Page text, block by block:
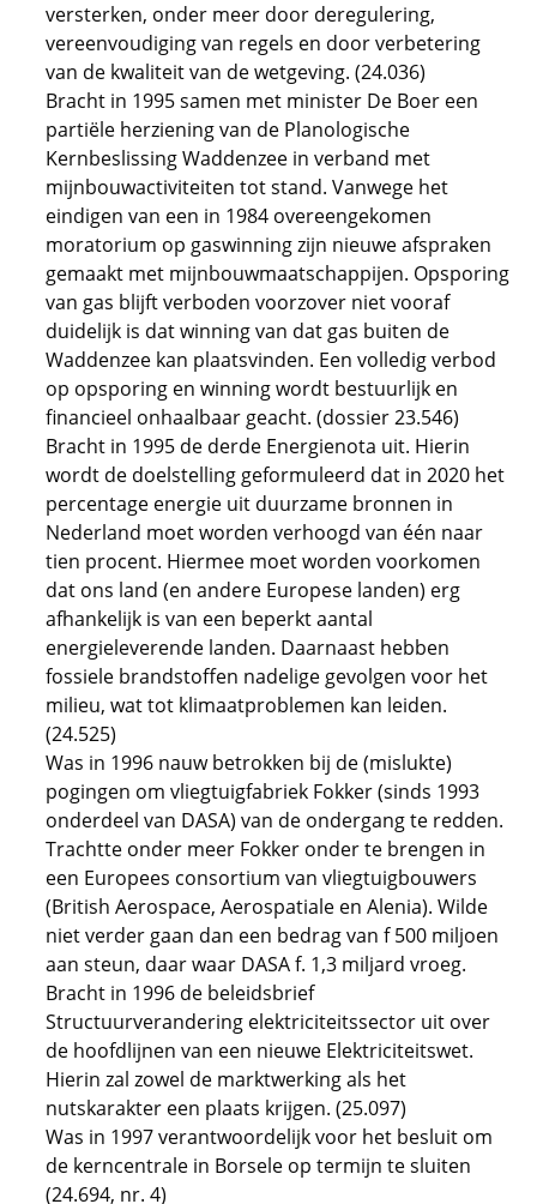
versterken, onder meer door deregulering,
vereenvoudiging van regels en door verbetering
van de kwaliteit van de wetgeving. (24.036)
Bracht in 1995 samen met minister De Boer een
partiële herziening van de Planologische
Kernbeslissing Waddenzee in verband met
mijnbouwactiviteiten tot stand. Vanwege het
eindigen van een in 1984 overeengekomen
moratorium op gaswinning zijn nieuwe afspraken
gemaakt met mijnbouwmaatschappijen. Opsporing
van gas blijft verboden voorzover niet vooraf
duidelijk is dat winning van dat gas buiten de
Waddenzee kan plaatsvinden. Een volledig verbod
op opsporing en winning wordt bestuurlijk en
financieel onhaalbaar geacht. (dossier 23.546)
Bracht in 1995 de derde Energienota uit. Hierin
wordt de doelstelling geformuleerd dat in 2020 het
percentage energie uit duurzame bronnen in
Nederland moet worden verhoogd van één naar
tien procent. Hiermee moet worden voorkomen
dat ons land (en andere Europese landen) erg
afhankelijk is van een beperkt aantal
energieleverende landen. Daarnaast hebben
fossiele brandstoffen nadelige gevolgen voor het
milieu, wat tot klimaatproblemen kan leiden.
(24.525)
Was in 1996 nauw betrokken bij de (mislukte)
pogingen om vliegtuigfabriek Fokker (sinds 1993
onderdeel van DASA) van de ondergang te redden.
Trachtte onder meer Fokker onder te brengen in
een Europees consortium van vliegtuigbouwers
(British Aerospace, Aerospatiale en Alenia). Wilde
niet verder gaan dan een bedrag van f 500 miljoen
aan steun, daar waar DASA f. 1,3 miljard vroeg.
Bracht in 1996 de beleidsbrief
Structuurverandering elektriciteitssector uit over
de hoofdlijnen van een nieuwe Elektriciteitswet.
Hierin zal zowel de marktwerking als het
nutskarakter een plaats krijgen. (25.097)
Was in 1997 verantwoordelijk voor het besluit om
de kerncentrale in Borsele op termijn te sluiten
(24.694, nr. 4)